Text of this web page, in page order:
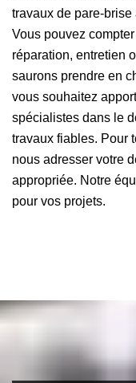
travaux de pare-
Vous pouvez
réparation, entretien
saurons prendre en
vous souhaitez
spécialistes dans le
travaux fiables. Pour
nous adresser votre
appropriée. Notre
pour vos projets.